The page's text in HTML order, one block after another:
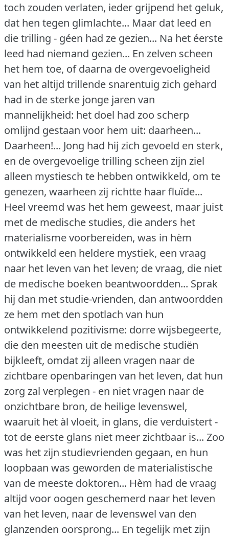
toch zouden verlaten, ieder grijpend het geluk,
dat hen tegen glimlachte... Maar dat leed en
die trilling - géen had ze gezien... Na het éerste
leed had niemand gezien... En zelven scheen
het hem toe, of daarna de overgevoeligheid
van het altijd trillende snarentuig zich gehard
had in de sterke jonge jaren van
mannelijkheid: het doel had zoo scherp
omlijnd gestaan voor hem uit: daarheen...
Daarheen!... Jong had hij zich gevoeld en sterk,
en de overgevoelige trilling scheen zijn ziel
alleen mystiesch te hebben ontwikkeld, om te
genezen, waarheen zij richtte haar fluïde...
Heel vreemd was het hem geweest, maar juist
met de medische studies, die anders het
materialisme voorbereiden, was in hèm
ontwikkeld een heldere mystiek, een vraag
naar het leven van het leven; de vraag, die niet
de medische boeken beantwoordden... Sprak
hij dan met studie-vrienden, dan antwoordden
ze hem met den spotlach van hun
ontwikkelend pozitivisme: dorre wijsbegeerte,
die den meesten uit de medische studiën
bijkleeft, omdat zij alleen vragen naar de
zichtbare openbaringen van het leven, dat hun
zorg zal verplegen - en niet vragen naar de
onzichtbare bron, de heilige levenswel,
waaruit het àl vloeit, in glans, die verduistert -
tot de eerste glans niet meer zichtbaar is... Zoo
was het zijn studievrienden gegaan, en hun
loopbaan was geworden de materialistische
van de meeste doktoren... Hèm had de vraag
altijd voor oogen geschemerd naar het leven
van het leven, naar de levenswel van den
glanzenden oorsprong... En tegelijk met zijn